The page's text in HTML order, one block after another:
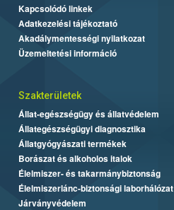
Kapcsolódó linkek
Adatkezelési tájékoztató
Akadálymentességi nyilatkozat
Üzemeltetési információ
Szakterületek
Állat-egészségügy és állatvédelem
Állategészségügyi diagnosztika
Állatgyógyászati termékek
Borászat és alkoholos italok
Élelmiszer- és takarmánybiztonság
Élelmiszerlánc-biztonsági laborhálózat
Járványvédelem